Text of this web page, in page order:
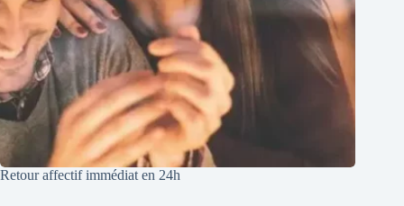
Retour affectif immédiat en 24h